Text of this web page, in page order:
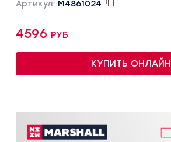
Артикул: M4861024
4596 руб
КУПИТЬ ОНЛАЙН